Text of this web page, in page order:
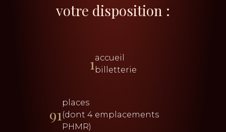
votre disposition :
1 accueil
billetterie
91
places
(dont 4 emplacements
PHMR)